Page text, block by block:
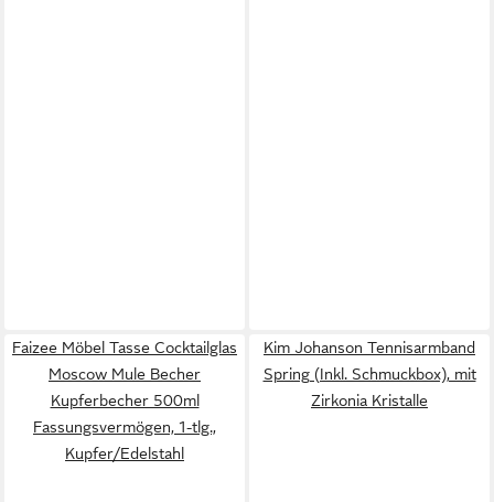
Faizee Möbel Tasse Cocktailglas
Moscow Mule Becher
Kupferbecher 500ml
Fassungsvermögen, 1-tlg.,
Kupfer/Edelstahl
Kim Johanson Tennisarmband
Spring (Inkl. Schmuckbox), mit
Zirkonia Kristalle